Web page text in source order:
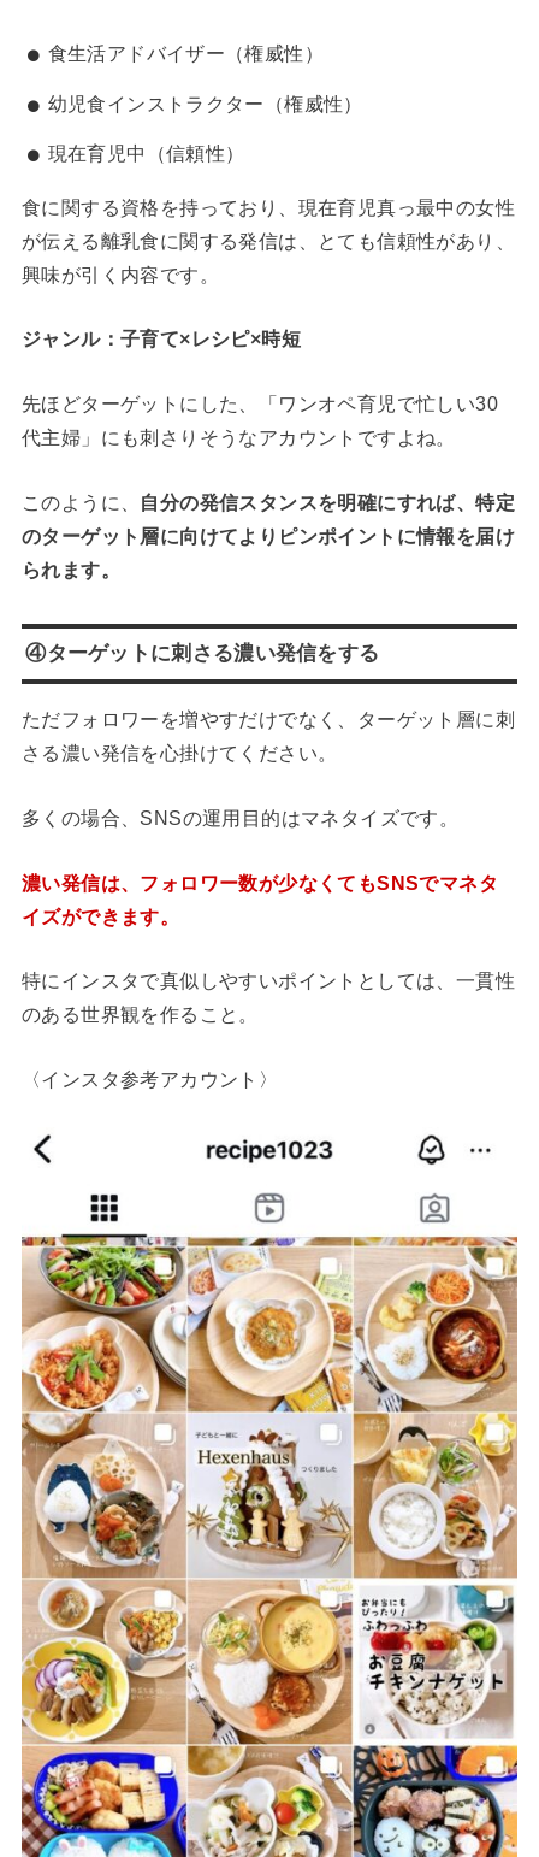
食生活アドバイザー（権威性）
幼児食インストラクター（権威性）
現在育児中（信頼性）
食に関する資格を持っており、現在育児真っ最中の女性
が伝える離乳食に関する発信は、とても信頼性があり、
興味が引く内容です。
ジャンル：子育て×レシピ×時短
先ほどターゲットにした、「ワンオペ育児で忙しい30
代主婦」にも刺さりそうなアカウントですよね。
このように、 自分の発信スタンスを明確にすれば、特定
のターゲット層に向けてよりピンポイントに情報を届け
られます。
④ターゲットに刺さる濃い発信をする
ただフォロワーを増やすだけでなく、ターゲット層に刺
さる濃い発信を心掛けてください。
多くの場合、SNSの運用目的はマネタイズです。
濃い発信は、フォロワー数が少なくてもSNSでマネタ
イズができます。
特にインスタで真似しやすいポイントとしては、一貫性
のある世界観を作ること。
〈インスタ参考アカウント〉